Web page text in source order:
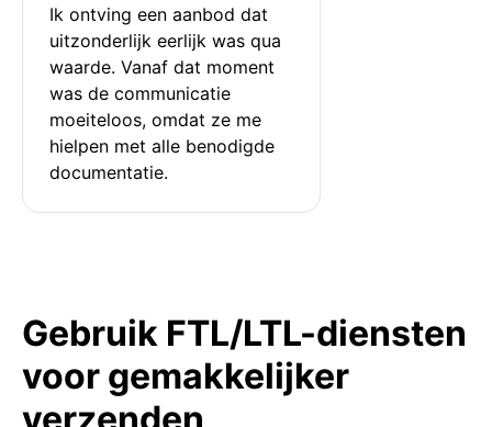
Ik ontving een aanbod dat
uitzonderlijk eerlijk was qua
waarde. Vanaf dat moment
was de communicatie
moeiteloos, omdat ze me
hielpen met alle benodigde
documentatie.
Gebruik FTL/LTL-diensten
voor gemakkelijker